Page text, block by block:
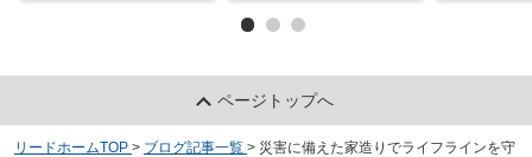
ページトップへ
リードホームTOP > ブログ記事一覧 > 災害に備えた家造りでライフラインを守